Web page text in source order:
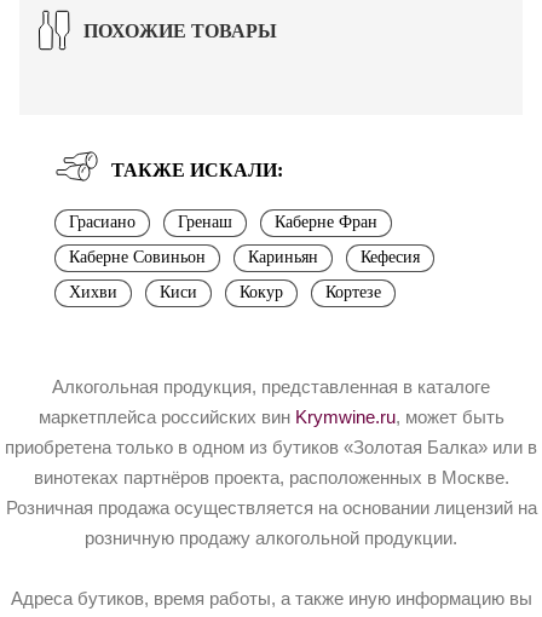
ПОХОЖИЕ ТОВАРЫ
ТАКЖЕ ИСКАЛИ:
Грасиано Гренаш
Каберне Фран
Каберне Совиньон
Кариньян
Кефесия
Хихви
Киси Кокур Кортезе
Алкогольная продукция, представленная в каталоге
маркетплейса российских вин Krymwine.ru, может быть
приобретена только в одном из бутиков «Золотая Балка» или в
винотеках партнёров проекта, расположенных в Москве.
Розничная продажа осуществляется на основании лицензий на
розничную продажу алкогольной продукции.
Адреса бутиков, время работы, а также иную информацию вы